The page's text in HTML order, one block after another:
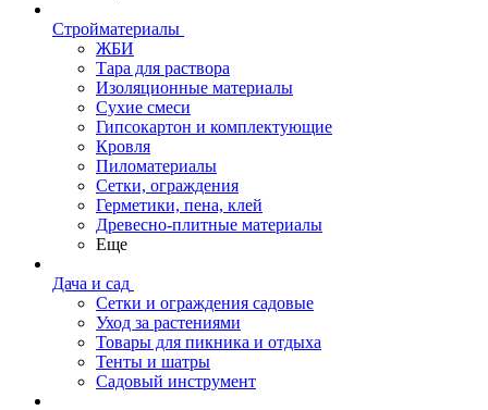
Стройматериалы
ЖБИ
Тара для раствора
Изоляционные материалы
Сухие смеси
Гипсокартон и комплектующие
Кровля
Пиломатериалы
Сетки, ограждения
Герметики, пена, клей
Древесно-плитные материалы
Еще
Дача и сад
Сетки и ограждения садовые
Уход за растениями
Товары для пикника и отдыха
Тенты и шатры
Садовый инструмент